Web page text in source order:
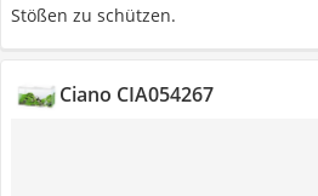
Stößen zu schützen.
Ciano CIA054267